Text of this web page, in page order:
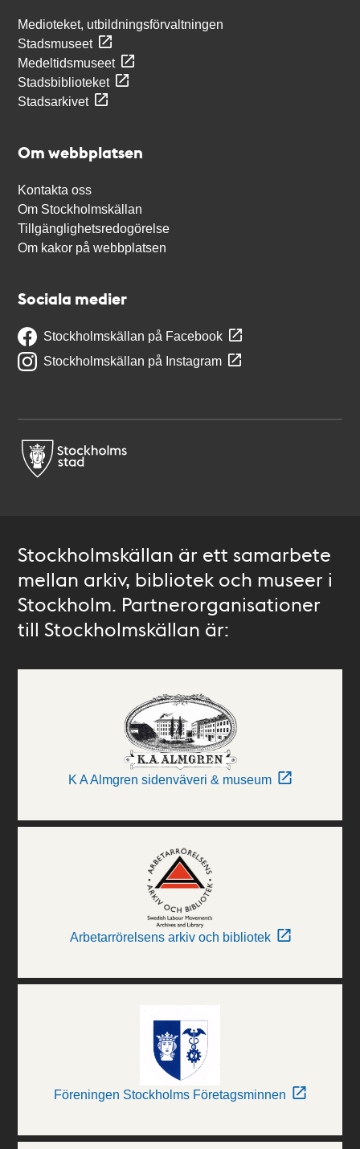
Medioteket, utbildningsförvaltningen
Stadsmuseet
Medeltidsmuseet
Stadsbiblioteket
Stadsarkivet
Om webbplatsen
Kontakta oss
Om Stockholmskällan
Tillgänglighetsredogörelse
Om kakor på webbplatsen
Sociala medier
Stockholmskällan på Facebook
Stockholmskällan på Instagram
Stockholmskällan är ett samarbete
mellan arkiv, bibliotek och museer i
Stockholm. Partnerorganisationer
till Stockholmskällan är:
K A Almgren sidenväveri & museum
Arbetarrörelsens arkiv och bibliotek
Föreningen Stockholms Företagsminnen